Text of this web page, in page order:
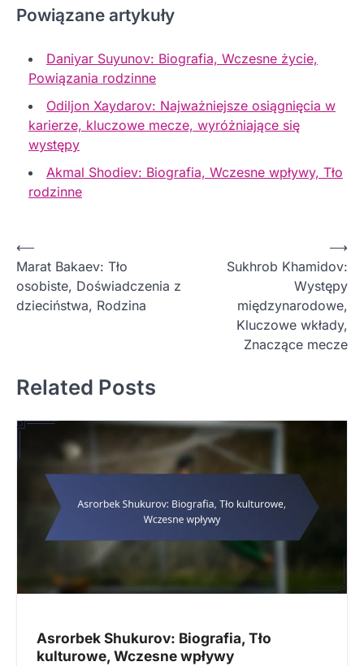
Powiązane artykuły
Daniyar Suyunov: Biografia, Wczesne życie,
Powiązania rodzinne
Odiljon Xaydarov: Najważniejsze osiągnięcia w
karierze, kluczowe mecze, wyróżniające się
występy
Akmal Shodiev: Biografia, Wczesne wpływy, Tło
rodzinne
P
o
s
a
v
i
⟵
Marat Bakaev: Tło
osobiste, Doświadczenia z
dzieciństwa, Rodzina
Sukhrob Khamidov:
Występy
międzynarodowe,
Kluczowe wkłady,
Znaczące mecze
⟶
Related Posts
Asrorbek Shukurov: Biografia, Tło
kulturowe, Wczesne wpływy